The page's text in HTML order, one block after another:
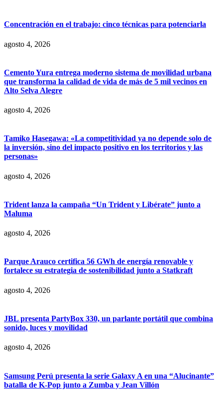
Concentración en el trabajo: cinco técnicas para potenciarla
agosto 4, 2026
Cemento Yura entrega moderno sistema de movilidad urbana
que transforma la calidad de vida de más de 5 mil vecinos en
Alto Selva Alegre
agosto 4, 2026
Tamiko Hasegawa: «La competitividad ya no depende solo de
la inversión, sino del impacto positivo en los territorios y las
personas»
agosto 4, 2026
Trident lanza la campaña “Un Trident y Libérate” junto a
Maluma
agosto 4, 2026
Parque Arauco certifica 56 GWh de energía renovable y
fortalece su estrategia de sostenibilidad junto a Statkraft
agosto 4, 2026
JBL presenta PartyBox 330, un parlante portátil que combina
sonido, luces y movilidad
agosto 4, 2026
Samsung Perú presenta la serie Galaxy A en una “Alucinante”
batalla de K-Pop junto a Zumba y Jean Villón